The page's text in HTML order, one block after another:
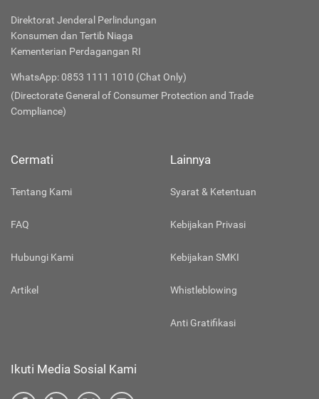
Direktorat Jenderal Perlindungan
Konsumen dan Tertib Niaga
Kementerian Perdagangan RI
WhatsApp: 0853 1111 1010 (Chat Only)
(Directorate General of Consumer Protection and Trade
Compliance)
Cermati
Tentang Kami
FAQ
Hubungi Kami
Artikel
Lainnya
Syarat & Ketentuan
Kebijakan Privasi
Kebijakan SMKI
Whistleblowing
Anti Gratifikasi
Ikuti Media Sosial Kami